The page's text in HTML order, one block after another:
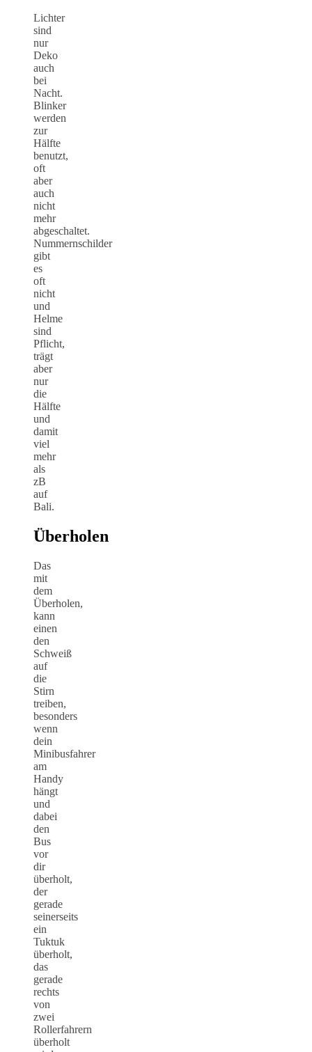
Lichter
sind
nur
Deko
auch
bei
Nacht.
Blinker
werden
zur
Hälfte
benutzt,
oft
aber
auch
nicht
mehr
abgeschaltet.
Nummernschilder
gibt
es
oft
nicht
und
Helme
sind
Pflicht,
trägt
aber
nur
die
Hälfte
und
damit
viel
mehr
als
zB
auf
Bali.
Überholen
Das
mit
dem
Überholen,
kann
einen
den
Schweiß
auf
die
Stirn
treiben,
besonders
wenn
dein
Minibusfahrer
am
Handy
hängt
und
dabei
den
Bus
vor
dir
überholt,
der
gerade
seinerseits
ein
Tuktuk
überholt,
das
gerade
rechts
von
zwei
Rollerfahrern
überholt